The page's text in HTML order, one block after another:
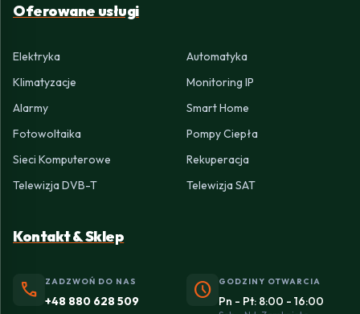
Oferowane usługi
Elektryka
Automatyka
Klimatyzacje
Monitoring IP
Alarmy
Smart Home
Fotowoltaika
Pompy Ciepła
Sieci Komputerowe
Rekuperacja
Telewizja DVB-T
Telewizja SAT
Kontakt & Sklep
phone ZADZWOŃ DO NAS
+48 880 628 509 schedule GODZINY OTWARCIA
Pn - Pt: 8:00 - 16:00